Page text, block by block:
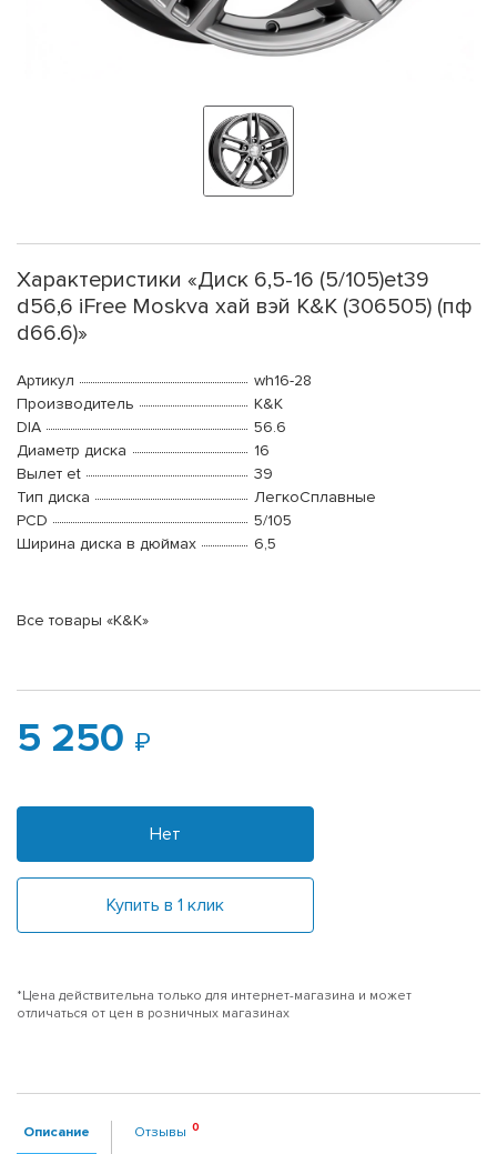
Характеристики «Диск 6,5-16 (5/105)et39
d56,6 iFree Moskva хай вэй К&К (306505) (пф
d66.6)»
Артикул
wh16-28
Производитель
K&K
DIA
56.6
Диаметр диска
16
Вылет et
39
Тип диска
ЛегкоСплавные
PCD
5/105
Ширина диска в дюймах
6,5
Все товары «K&K»
5 250
Нет
Купить в 1 клик
*Цена действительна только для интернет-магазина и может
отличаться от цен в розничных магазинах
Описание Отзывы